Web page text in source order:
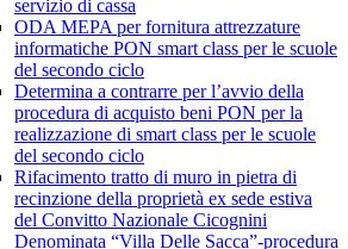
servizio di cassa
ODA MEPA per fornitura attrezzature
informatiche PON smart class per le scuole
del secondo ciclo
Determina a contrarre per l’avvio della
procedura di acquisto beni PON per la
realizzazione di smart class per le scuole
del secondo ciclo
Rifacimento tratto di muro in pietra di
recinzione della proprietà ex sede estiva
del Convitto Nazionale Cicognini
Denominata “Villa Delle Sacca”-procedura